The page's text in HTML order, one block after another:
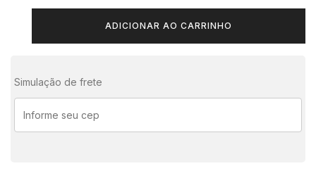
ADICIONAR AO CARRINHO
Simulação de frete